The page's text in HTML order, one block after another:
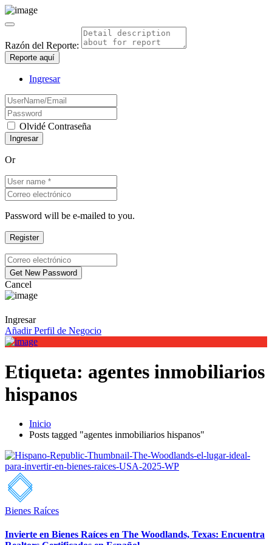
Razón del Reporte:
Reporte aquí
Ingresar
Olvidé Contraseña
Or
Password will be e-mailed to you.
Cancel
Ingresar
Añadir Perfil de Negocio
Etiqueta: agentes inmobiliarios
hispanos
Inicio
Posts tagged "agentes inmobiliarios hispanos"
Bienes Raíces
Invierte en Bienes Raíces en The Woodlands, Texas: Encuentra